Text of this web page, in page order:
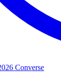
Converse